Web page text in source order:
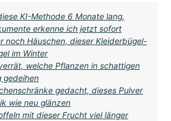
KI-Methode 6 Monate lang,
erkenne ich jetzt sofort
noch Häuschen, dieser Kleiderbügel-
im Winter
welche Pflanzen in schattigen
gedeihen
gedacht, dieses Pulver
wie neu glänzen
mit dieser Frucht viel länger